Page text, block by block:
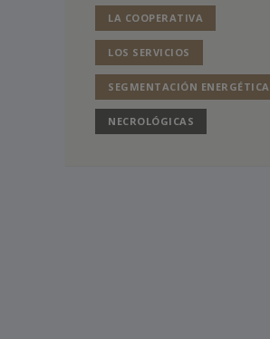
LA COOPERATIVA
LOS SERVICIOS
SEGMENTACIÓN ENERGÉTICA
NECROLÓGICAS